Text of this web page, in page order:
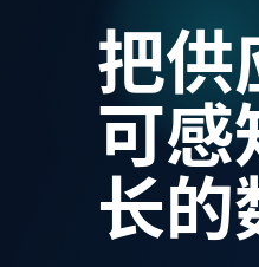
把供
可感
长的